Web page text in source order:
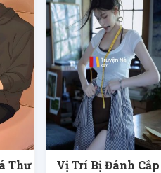
Thư
Vị Trí Bị Đánh Cắp